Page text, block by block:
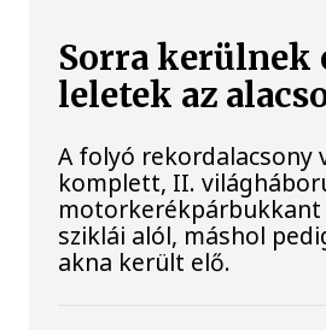
Sorra kerülnek
leletek az
A folyó rekordalacsony
komplett, II.
sziklái alól, máshol
akna került elő.